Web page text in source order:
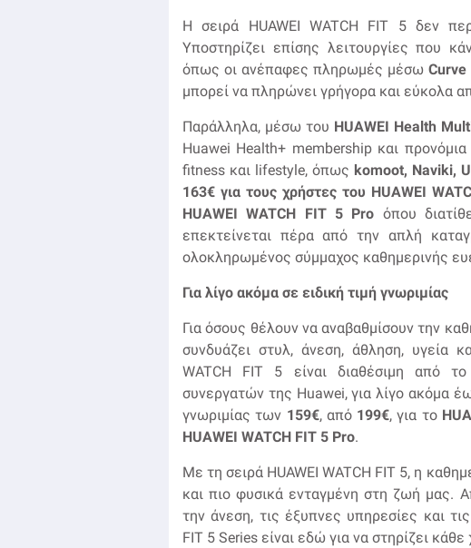
Η σειρά HUAWEI WATCH FIT 5 δεν
Υποστηρίζει επίσης λειτουργίες που
όπως οι ανέπαφες πληρωμές μέσω Curve
μπορεί να πληρώνει γρήγορα και εύκολα
Παράλληλα, μέσω του HUAWEI Health
Huawei Health+ membership και
fitness και lifestyle, όπως komoot, Naviki,
163€ για τους χρήστες του HUAWEI
HUAWEI WATCH FIT5 Pro όπου
επεκτείνεται πέρα από την απλή
ολοκληρωμένος σύμμαχος καθημερινής
Για λίγο ακόμα σε ειδική τιμή γνωριμίας
Για όσους θέλουν να αναβαθμίσουν την
συνδυάζει στυλ, άνεση, άθληση, υγεία
WATCH FIT 5 είναι διαθέσιμη από
συνεργατών της Huawei, για λίγο ακόμα
γνωριμίας των 159€, από 199€, για το
HUAWEI WATCH FIT 5 Pro.
Με τη σειρά HUAWEI WATCH FIT 5, η
και πιο φυσικά ενταγμένη στη ζωή μας.
την άνεση, τις έξυπνες υπηρεσίες και
FIT 5 Series είναι εδώ για να στηρίζει